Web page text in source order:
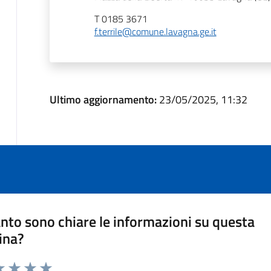
T 0185 3671
f.terrile@comune.lavagna.ge.it
Ultimo aggiornamento:23/05/2025, 11:32
sono chiare le informazioni su questa